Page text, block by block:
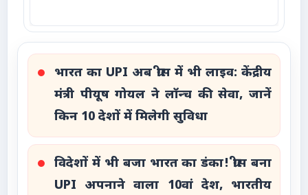
भारत का UPI अब ग्रीस में भी लाइव: केंद्रीय
मंत्री पीयूष गोयल ने लॉन्च की सेवा, जानें
किन 10 देशों में मिलेगी सुविधा
विदेशों में भी बजा भारत का डंका! ग्रीस बना
UPI अपनाने वाला 10वां देश, भारतीय